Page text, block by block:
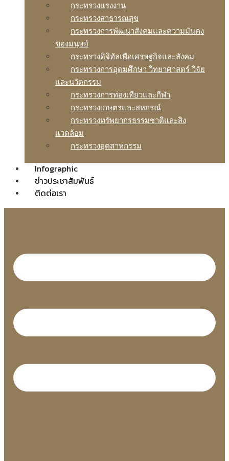
กระทรวงแรงงาน
กระทรวงสาธารณสุข
กระทรวงการพัฒนาสังคมและความมันคง
ของมนุษย์
กระทรวงดิจิทัลเพือเศรษฐกิจและสังคม
กระทรวงการอุดมศึกษา วิทยาศาสตร์ วิจัย
และนวัตกรรม
กระทรวงการท่องเทียวและกีฬา
กระทรวงเกษตรและสหกรณ์
กระทรวงทรัพยากรธรรมชาติและสิง
แวดล้อม
กระทรวงอุตสาหกรรม
Infographic
ข่าวประชาสัมพันธ์
ติดต่อเรา